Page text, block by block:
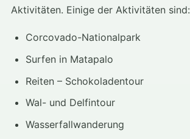
Aktivitäten. Einige der Aktivitäten sind:
Corcovado-Nationalpark
Surfen in Matapalo
Reiten – Schokoladentour
Wal- und Delfintour
Wasserfallwanderung